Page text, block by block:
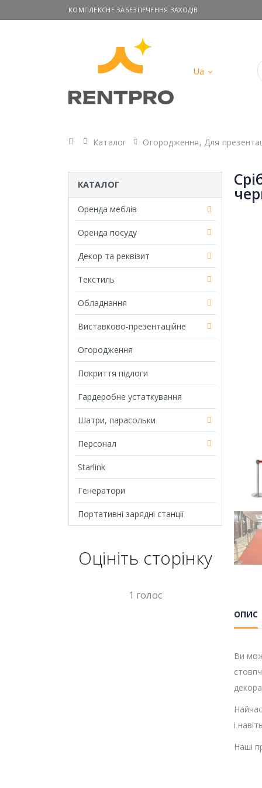
КОМПЛЕКСНЕ ЗАБЕЗПЕЧЕННЯ ЗАХОДІВ
Ua
Головна
Каталог Огородження, Для
ОПИС
Ви
і
Наші
КАТАЛОГ
Оренда меблів
Оренда посуду
Декор та реквізит
Текстиль
Обладнання
Виставково-презентаційне
Огородження
Покриття підлоги
Гардеробне устаткування
Шатри, парасольки
Персонал
Starlink
Генератори
Портативні зарядні станції
Оцініть cторінку
1 голос